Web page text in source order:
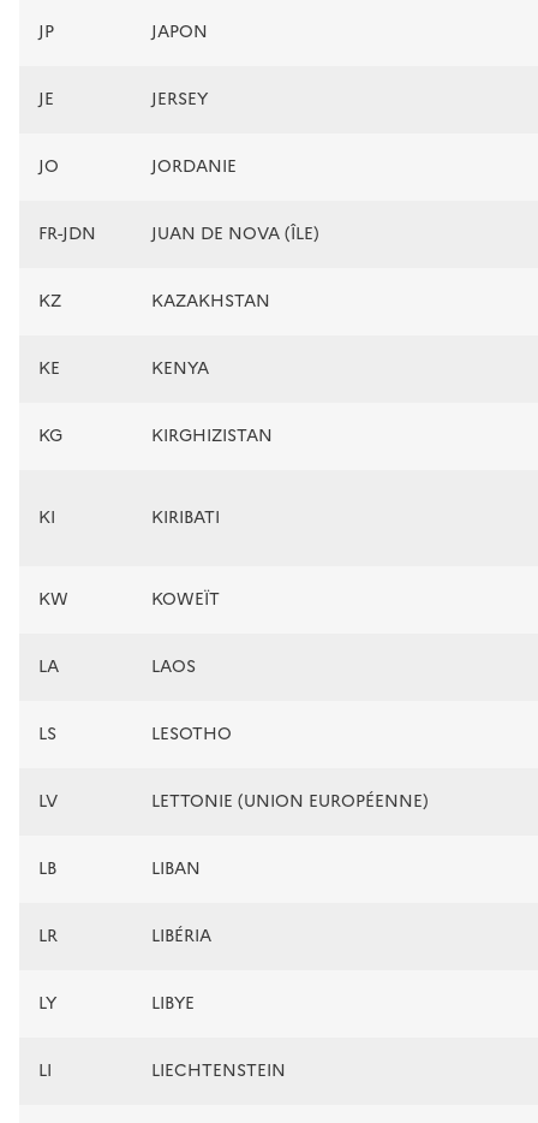
JP JAPON
JE JERSEY
JO JORDANIE
FR-JDN JUAN DE NOVA (ÎLE)
KZ KAZAKHSTAN
KE KENYA
KG KIRGHIZISTAN
KI KIRIBATI
KW KOWEÏT
LA LAOS
LS LESOTHO
LV LETTONIE (UNION EUROPÉENNE)
LB LIBAN
LR LIBÉRIA
LY LIBYE
LI LIECHTENSTEIN